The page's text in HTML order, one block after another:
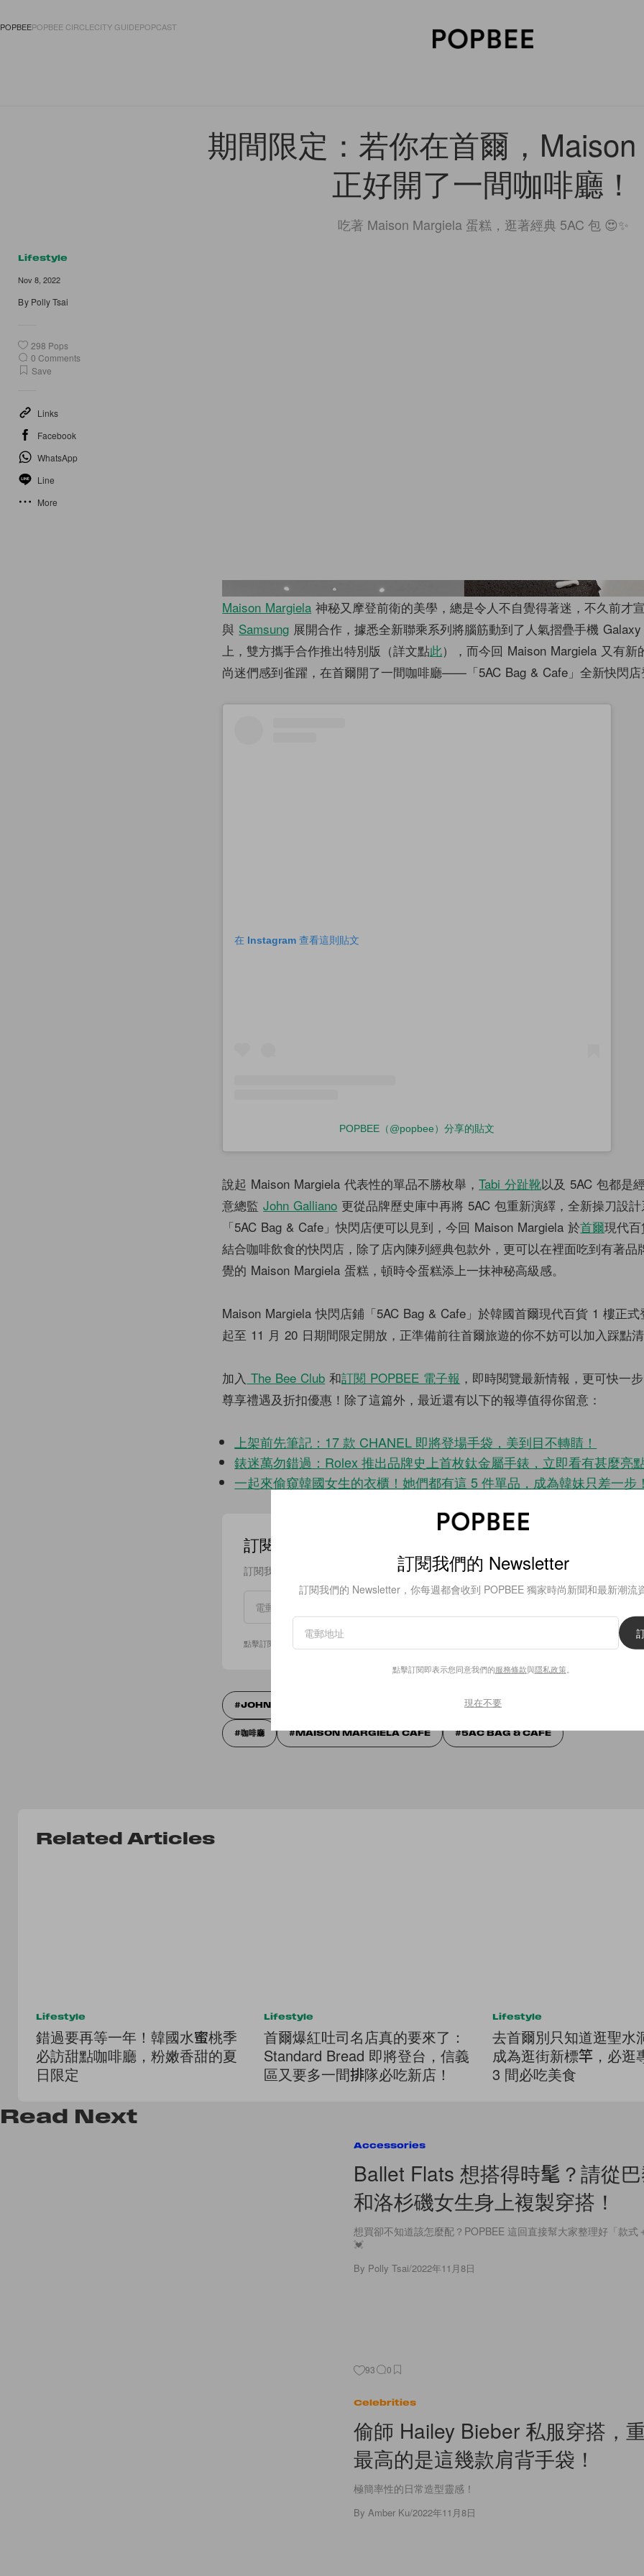
POPBEEPOPBEE CIRCLECITY GUIDEPOPCAST
期間限定：若你在首爾，
正好開了一間咖啡廳！
吃著 Maison Margiela 蛋糕，逛著經典 5AC 包 😍✨
Lifestyle
Nov 8, 2022
By Polly Tsai
298 Pops
0 Comments
Save
Links
Facebook
WhatsApp
Line
More
Images
Maison Margiela 神秘又摩登前衛的美學，總是令人不自覺得著迷，不久前才
與 Samsung 展開合作，據悉全新聯乘系列將腦筋動到了人氣摺疊手機
上，雙方攜手合作推出特別版（詳文點此），而今回 Maison Margiela 又有新
尚迷們感到雀躍，在首爾開了一間咖啡廳——「5AC Bag & Cafe」全新快閃店
在 Instagram 查看這則貼文
POPBEE（@popbee）分享的貼文
說起 Maison Margiela 代表性的單品不勝枚舉，Tabi 分趾靴以及 5AC 包都是
意總監John Galliano 更從品牌歷史庫中再將 5AC 包重新演繹，全新操刀設
「5AC Bag & Cafe」快閃店便可以見到，今回 Maison Margiela 於首爾現代
結合咖啡飲食的快閃店，除了店內陳列經典包款外，更可以在裡面吃到有著品
覺的 Maison Margiela 蛋糕，頓時令蛋糕添上一抹神秘高級感。
Maison Margiela 快閃店鋪「5AC Bag & Cafe」於韓國首爾現代百貨 1 樓正式
起至 11 月 20 日期間限定開放，正準備前往首爾旅遊的你不妨可以加入踩點清
加入 The Bee Club 和訂閱 POPBEE 電子報 ，即時閱覽最新情報，更可快一
尊享禮遇及折扣優惠！除了這篇外，最近還有以下的報導值得你留意：
上架前先筆記：17 款 CHANEL 即將登場手袋，美到目不轉睛！
錶迷萬勿錯過：Rolex 推出品牌史上首枚鈦金屬手錶，立即看有甚麼亮點
一起來偷窺韓國女生的衣櫃！她們都有這 5 件單品，成為韓妹只差一步！
訂閱我們的 Newsletter
訂閱我們的 Newsletter，你每週都會收到 POPBEE 獨家時尚新聞和最新潮流資訊。
點擊訂閱即表示您同意我們的
JOHN GALLIANO MAISON MARGIELA
咖啡廳 MAISON MARGIELA CAFÉ 5AC BAG & CAFE
Related Articles
Lifestyle
錯過要再等一年！韓國水蜜桃季
必訪甜點咖啡廳，粉嫩香甜的夏
日限定
Lifestyle
首爾爆紅吐司名店真的要來了：
Standard Bread 即將登台，信義
區又要多一間排隊必吃新店！
Lifestyle
去首爾別只知道逛聖水
成為逛街新標竿，必逛
3 間必吃美食
Read Next
Accessories
Ballet Flats 想搭得時髦？請從
和洛杉磯女生身上複製穿搭！
想買卻不知道該怎麼配？POPBEE 這回直接幫大家整理好「款式
💓
By Polly Tsai/2022年11月8日
93 0
Celebrities
偷師 Hailey Bieber 私服穿搭，
最高的是這幾款肩背手袋！
極簡率性的日常造型靈感！
By Amber Ku/2022年11月8日
訂閱我們的 Newsletter
訂閱我們的 Newsletter，你每週都會收到 POPBEE 獨家時尚新聞和最新潮流資
點擊訂閱即表示您同意我們的服務條款與隱私政策。
現在不要